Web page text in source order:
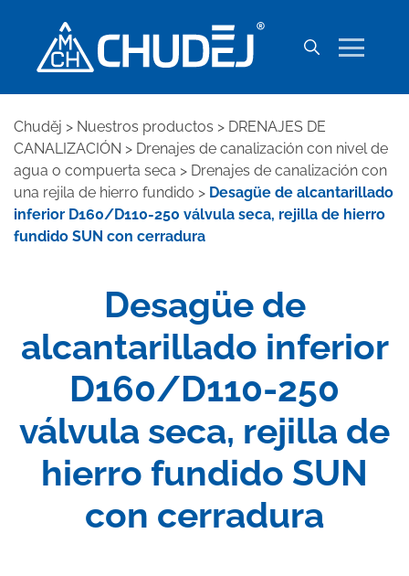
Chuděj > Nuestros productos > DRENAJES DE
CANALIZACIÓN > Drenajes de canalización con nivel de
agua o compuerta seca > Drenajes de canalización con
una rejila de hierro fundido > Desagüe de alcantarillado
inferior D160/D110-250 válvula seca, rejilla de hierro
fundido SUN con cerradura
Desagüe de
alcantarillado inferior
D160/D110-250
válvula seca, rejilla de
hierro fundido SUN
con cerradura